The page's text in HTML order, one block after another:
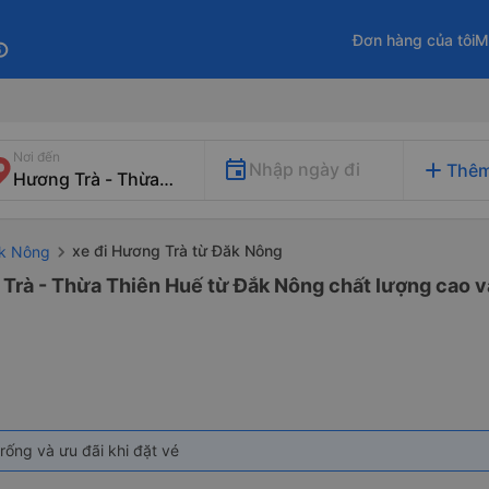
Đơn hàng của tôi
Nơi đến
Nhập ngày đi add
Nông xe đi Hương Trà từ Đăk Nông
- Thừa Thiên Huế từ Đắk Nông chất lượng cao
và ưu đãi khi đặt vé